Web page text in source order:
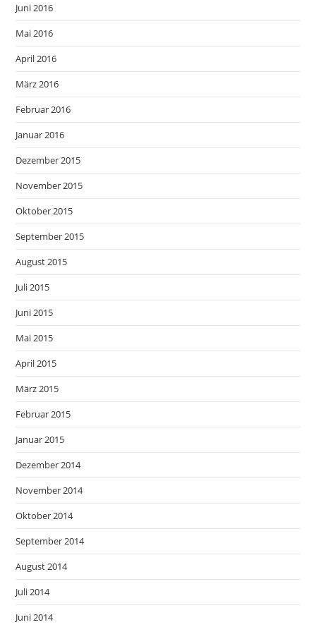
Juni 2016
Mai 2016
April 2016
März 2016
Februar 2016
Januar 2016
Dezember 2015
November 2015
Oktober 2015
September 2015
August 2015
Juli 2015
Juni 2015
Mai 2015
April 2015
März 2015
Februar 2015
Januar 2015
Dezember 2014
November 2014
Oktober 2014
September 2014
August 2014
Juli 2014
Juni 2014